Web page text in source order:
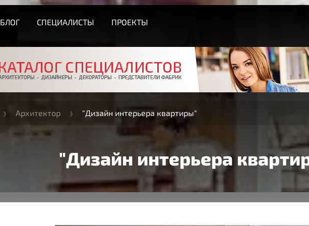
БЛОГ СПЕЦИАЛИСТЫ ПРОЕКТЫ
Архитектор "Дизайн интерьера квартиры"
"Дизайн интерьера